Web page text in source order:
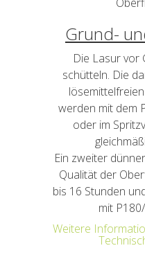
Grund-
Die Lasur vor
schütteln. Die
werden mit dem
oder im
Ein zweiter
Qualität der
bis 16 Stunden
mit
Weitere